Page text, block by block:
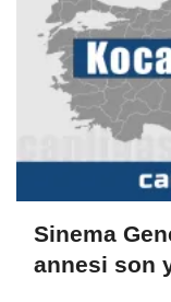
Sinema
annesi son